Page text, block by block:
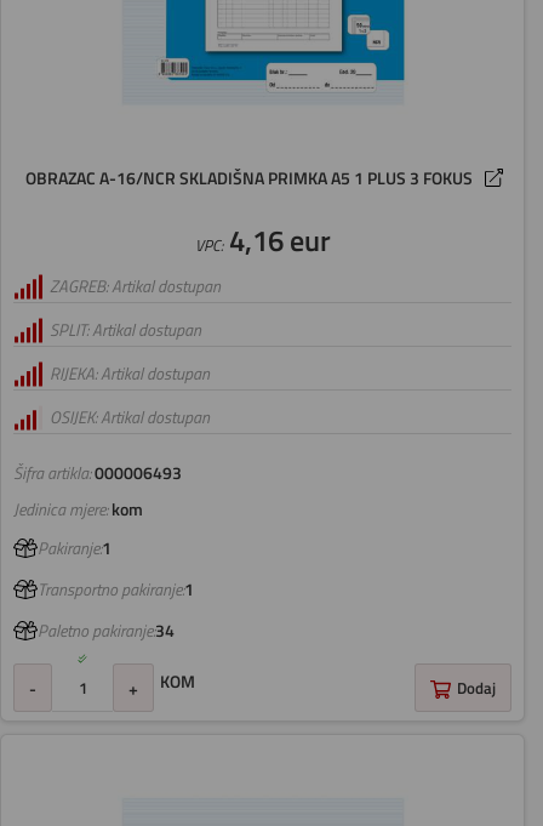
OBRAZAC A-16/NCR SKLADIŠNA PRIMKA A5 1 PLUS 3 FOKUS
Šifra artikla:000006493
VPC:4,16 eur
ZAGREB: Artikal dostupan
SPLIT: Artikal dostupan
RIJEKA: Artikal dostupan
OSIJEK: Artikal dostupan
Jedinica mjere:kom
Pakiranje:1
Transportno pakiranje:1
Paletno pakiranje:34
- + KOM Dodaj